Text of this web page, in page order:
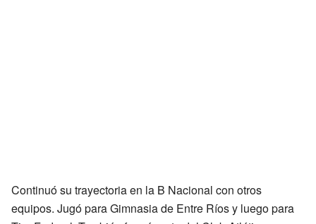
Continuó su trayectoria en la B Nacional con otros
equipos. Jugó para Gimnasia de Entre Ríos y luego para